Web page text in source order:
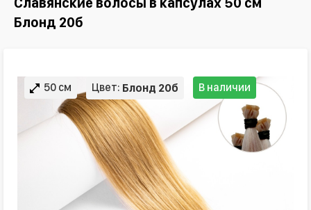
Блонд 20б
50 см Цвет: Блонд 20б В наличии